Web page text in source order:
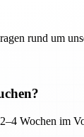
rund um
Wochen im